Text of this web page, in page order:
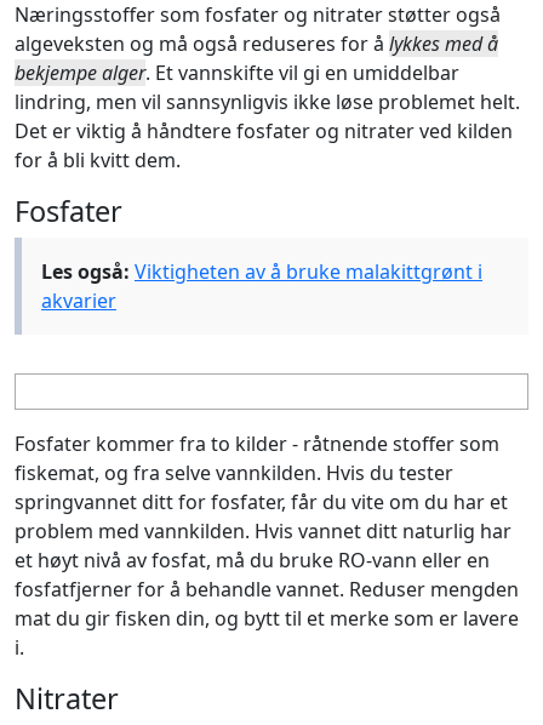
Næringsstoffer som fosfater og nitrater støtter også
algeveksten og må også reduseres for å lykkes med å
bekjempe alger. Et vannskifte vil gi en umiddelbar
lindring, men vil sannsynligvis ikke løse problemet helt.
Det er viktig å håndtere fosfater og nitrater ved kilden
for å bli kvitt dem.
Fosfater
Les også: Viktigheten av å bruke malakittgrønt i
akvarier
Fosfater kommer fra to kilder - råtnende stoffer som
fiskemat, og fra selve vannkilden. Hvis du tester
springvannet ditt for fosfater, får du vite om du har et
problem med vannkilden. Hvis vannet ditt naturlig har
et høyt nivå av fosfat, må du bruke RO-vann eller en
fosfatfjerner for å behandle vannet. Reduser mengden
mat du gir fisken din, og bytt til et merke som er lavere
i.
Nitrater